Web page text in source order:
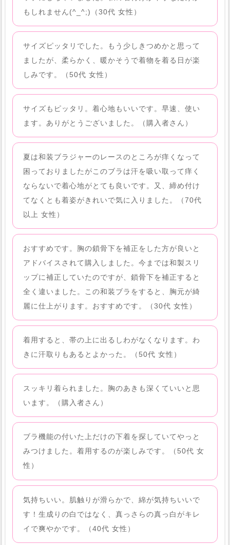
もしれません(^_^;)（30代 女性）
サイズピッタリでした。もう少しきつめかと思って
ましたが、柔らかく、暖かそうで着物を着る日が楽
しみです。（50代 女性）
サイズもピッタリ。着心地もいいです。早速、使い
ます。ありがとうございました。（購入者さん）
夏は和装ブラジャーのレースのところが痒くなって
困っておりましたがこのブラは汗を吸い取って痒く
ならないで着心地がとても良いです。又、締め付け
てなくとも着姿がきれいで気に入りました。（70代
以上 女性）
おすすめです。胸の鎖骨下を補正をした方が良いと
アドバイスされて購入しました。今までは和製スリ
ップに補正していたのですが、鎖骨下を補正すると
全く違いました。この和装ブラをすると、胸元が綺
麗に仕上がります。おすすめです。（30代 女性）
着用すると、帯の上に出るしわがなくなります。わ
きに汗取りもあるとよかった。（50代 女性）
スッキリ着られました。胸のあきも深くていいと思
います。（購入者さん）
ブラ機能の付いた上だけの下着を探していてやっと
みつけました。着用するのが楽しみです。（50代 女
性）
気持ちいい。肌触りが滑らかで、綿が気持ちいいで
す！生成りの白ではなく、真っさらの真っ白がキレ
イで爽やかです。（40代 女性）